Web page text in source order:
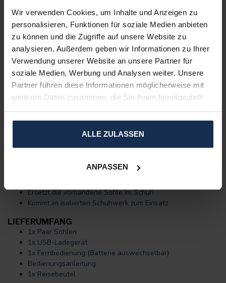
Wir verwenden Cookies, um Inhalte und Anzeigen zu
personalisieren, Funktionen für soziale Medien anbieten
zu können und die Zugriffe auf unsere Website zu
analysieren. Außerdem geben wir Informationen zu Ihrer
Verwendung unserer Website an unsere Partner für
soziale Medien, Werbung und Analysen weiter. Unsere
Partner führen diese Informationen möglicherweise mit
weiteren Daten zusammen, die Sie ihnen bereitgestellt
gesammelt haben.
ALLE ZULASSEN
ANPASSEN
Verbesserte Komfort-Design-Sohle
Temperatur Sensor für ein optimales Fußklima
Unisex Modell
Limitierte Auflage - hoher Isolationswert
Farbe: Grau/Schwarz
MATERIAL & PFLEGEHINWEISE
70% Plastik, 20% Polyester, 10% Gummi
Mit einem Tuch reinigen
TECHNISCHE DETAILS
Integrierter Lithium-Polymer-Akku (3,7V, 2200 oder 3200
Gewicht pro Sohle: Ø 135g
Ersetzt die vorhandene Sohle im Schuh
Kommt im isolierten Schuhwerk zum Einsatz
LIEFERUMFANG
1x Paar Sohlen
1x USB-Ladegerät
1x Fernbedienung (Batterie auswechselbar)
Bedienungsanleitung
1x Reisebeutel